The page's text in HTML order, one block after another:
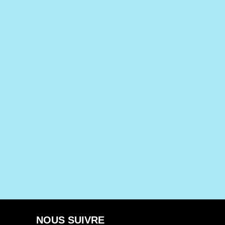
NOUS SUIVRE